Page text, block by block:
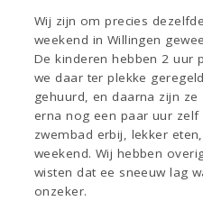
Wij zijn om precies
weekend in Willingen
De kinderen hebben 2 uur
we daar ter plekke
gehuurd, en daarna zijn
erna nog een paar uur
zwembad erbij, lekker
weekend. Wij hebben
wisten dat ee sneeuw lag
onzeker.